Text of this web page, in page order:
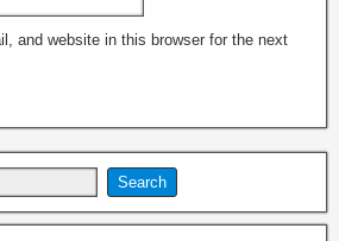
and website in this browser for the next